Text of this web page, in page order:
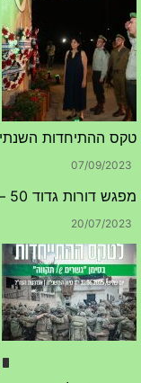
טקס ההתיחדות השנתי 2023 נערך ב 5/9/2023 באנדרטה
07/09/2023
מפגש דורות גדוד 50 – 12/9/2023 – הרשמה
20/07/2023